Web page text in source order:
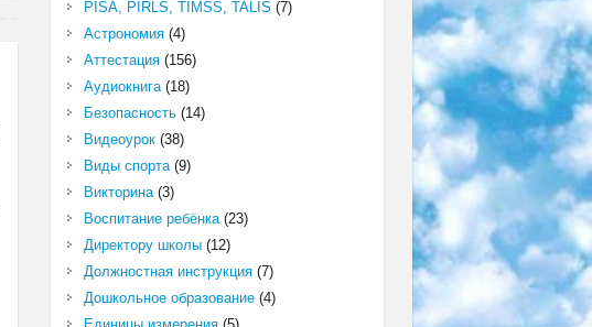
PISA, PIRLS, TIMSS, TALIS (7)
Астрономия(4)
Аттестация(156)
Аудиокнига(18)
Безопасность(14)
Видеоурок(38)
Виды спорта(9)
Викторина(3)
Воспитание ребёнка(23)
Директору школы(12)
Должностная инструкция(7)
Дошкольное образование(4)